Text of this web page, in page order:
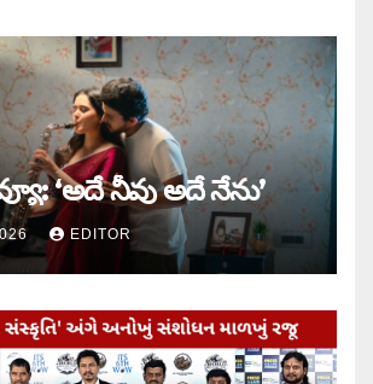
‘అదే నీవు అదే నేను’
EDITOR